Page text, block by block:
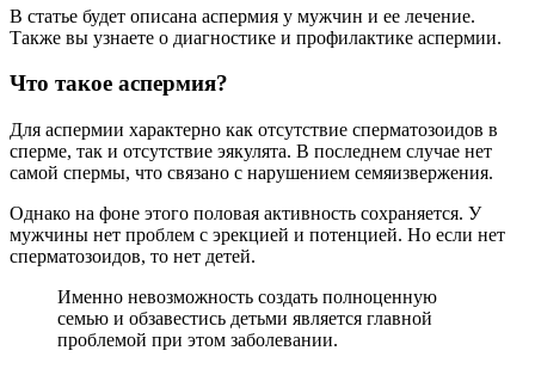
В статье будет описана аспермия у мужчин и ее лечение.
Также вы узнаете о диагностике и профилактике аспермии.
Что такое аспермия?
Для аспермии характерно как отсутствие сперматозоидов в
сперме, так и отсутствие эякулята. В последнем случае нет
самой спермы, что связано с нарушением семяизвержения.
Однако на фоне этого половая активность сохраняется. У
мужчины нет проблем с эрекцией и потенцией. Но если нет
сперматозоидов, то нет детей.
Именно невозможность создать полноценную
семью и обзавестись детьми является главной
проблемой при этом заболевании.